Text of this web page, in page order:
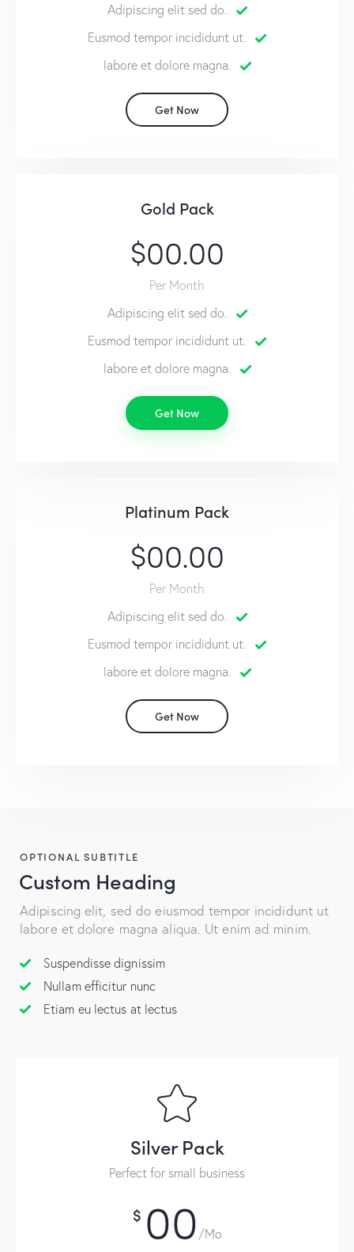
Adipiscing elit sed do.
Eusmod tempor incididunt ut.
labore et dolore magna.
Get Now
Gold Pack
$00.00
Per Month
Adipiscing elit sed do.
Eusmod tempor incididunt ut.
labore et dolore magna.
Get Now
Platinum Pack
$00.00
Per Month
Adipiscing elit sed do.
Eusmod tempor incididunt ut.
labore et dolore magna.
Get Now
Silver Pack
Perfect for small business
$ 00 /Mo
OPTIONAL SUBTITLE
Custom Heading
Adipiscing elit, sed do eiusmod tempor incididunt ut
labore et dolore magna aliqua. Ut enim ad minim.
Suspendisse dignissim
Nullam efficitur nunc
Etiam eu lectus at lectus